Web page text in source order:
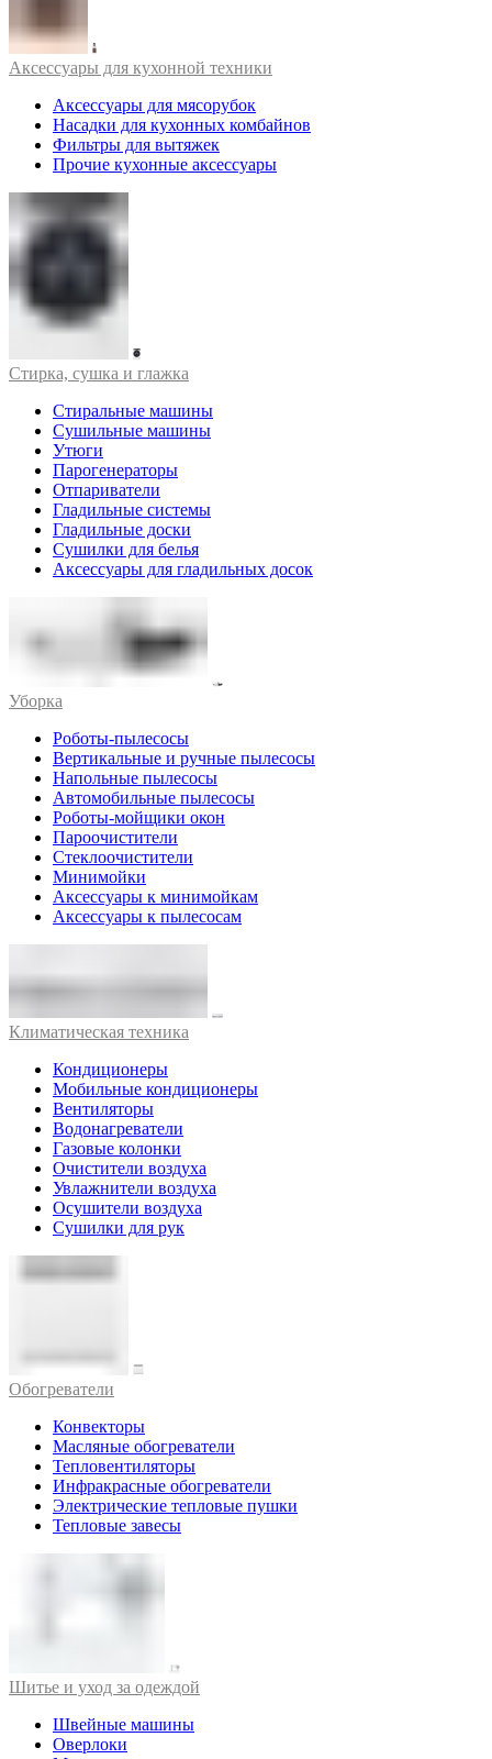
Аксессуары для кухонной техники
Аксессуары для мясорубок
Насадки для кухонных комбайнов
Фильтры для вытяжек
Прочие кухонные аксессуары
Стирка, сушка и глажка
Стиральные машины
Сушильные машины
Утюги
Парогенераторы
Отпариватели
Гладильные системы
Гладильные доски
Сушилки для белья
Аксессуары для гладильных досок
Уборка
Роботы-пылесосы
Вертикальные и ручные пылесосы
Напольные пылесосы
Автомобильные пылесосы
Роботы-мойщики окон
Пароочистители
Стеклоочистители
Минимойки
Аксессуары к минимойкам
Аксессуары к пылесосам
Климатическая техника
Кондиционеры
Мобильные кондиционеры
Вентиляторы
Водонагреватели
Газовые колонки
Очистители воздуха
Увлажнители воздуха
Осушители воздуха
Сушилки для рук
Обогреватели
Конвекторы
Масляные обогреватели
Тепловентиляторы
Инфракрасные обогреватели
Электрические тепловые пушки
Тепловые завесы
Шитье и уход за одеждой
Швейные машины
Оверлоки